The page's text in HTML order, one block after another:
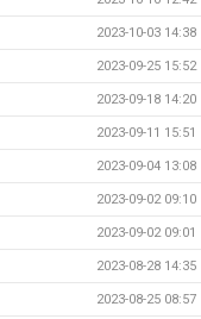
2023-10-03 14:38
2023-09-25 15:52
2023-09-18 14:20
2023-09-11 15:51
2023-09-04 13:08
2023-09-02 09:10
2023-09-02 09:01
2023-08-28 14:35
2023-08-25 08:57